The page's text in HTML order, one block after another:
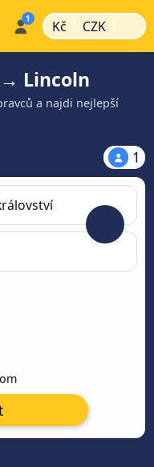
Kč | CZK |
Lincoln
a najdi nejlepší
1